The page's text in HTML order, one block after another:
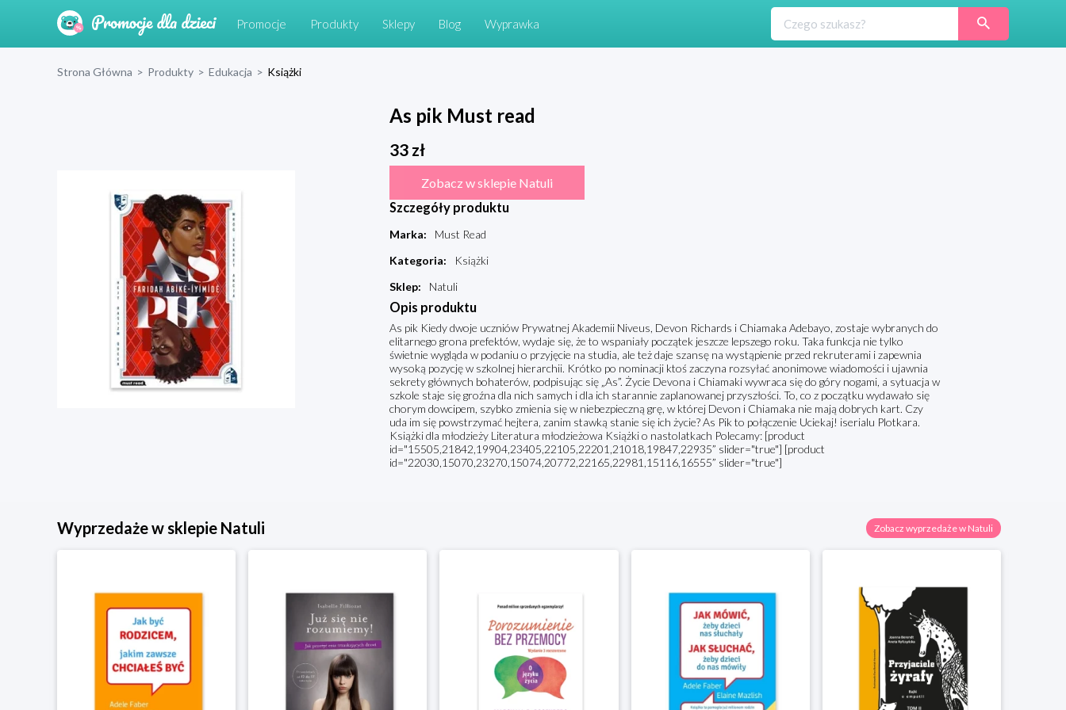
Promocje Produkty Sklepy Blog Wyprawka
Strona Główna > Produkty > Edukacja > Książki
As pik Must read
33zł
Zobacz w sklepie Natuli
Szczegóły produktu
Marka:
Must Read
Kategoria:
Książki
Sklep: Natuli
Opis produktu
As pik Kiedy dwoje uczniów Prywatnej Akademii Niveus, Devon Richards i Chiamaka Adebayo, zostaje wybranych do
elitarnego grona prefektów, wydaje się, że to wspaniały początek jeszcze lepszego roku. Taka funkcja nie tylko
świetnie wygląda w podaniu o przyjęcie na studia, ale też daje szansę na wystąpienie przed rekruterami i zapewnia
wysoką pozycję w szkolnej hierarchii. Krótko po nominacji ktoś zaczyna rozsyłać anonimowe wiadomości i ujawnia
sekrety głównych bohaterów, podpisując się „As”. Życie Devona i Chiamaki wywraca się do góry nogami, a sytuacja w
szkole staje się groźna dla nich samych i dla ich starannie zaplanowanej przyszłości. To, co z początku wydawało się
chorym dowcipem, szybko zmienia się w niebezpieczną grę, w której Devon i Chiamaka nie mają dobrych kart. Czy
uda im się powstrzymać hejtera, zanim stawką stanie się ich życie? As Pik to połączenie Uciekaj! iserialu Plotkara.
Książki dla młodzieży Literatura młodzieżowa Książki o nastolatkach Polecamy: [product
id="15505,21842,19904,23405,22105,22201,21018,19847,22935” slider="true"] [product
id="22030,15070,23270,15074,20772,22165,22981,15116,16555” slider="true"]
Wyprzedaże w sklepie Natuli Zobacz wyprzedaże w Natuli